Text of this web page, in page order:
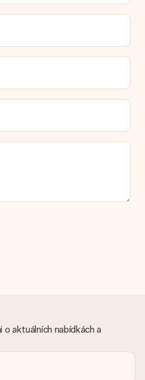
dodání.
dárek?
produktu. Můžete věřit, že
vybrat?
možnost doručení. Dárek,
jako balíček nebo jako
Chcete vědět, na kterou
Kontaktujte prosím náš
ruční převod. V případě ručního
v úvahu dodací lhůtu 3 dny
vždy ji najdete ve svém účtu
aktuálních nabídkách a